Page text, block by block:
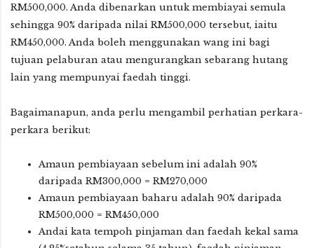
RM500,000. Anda dibenarkan untuk membiayai semula
sehingga 90% daripada nilai RM500,000 tersebut, iaitu
RM450,000. Anda boleh menggunakan wang ini bagi
tujuan pelaburan atau mengurangkan sebarang hutang
lain yang mempunyai faedah tinggi.
Bagaimanapun, anda perlu mengambil perhatian perkara-
perkara berikut:
Amaun pembiayaan sebelum ini adalah 90%
daripada RM300,000 = RM270,000
Amaun pembiayaan baharu adalah 90% daripada
RM500,000 = RM450,000
Andai kata tempoh pinjaman dan faedah kekal sama